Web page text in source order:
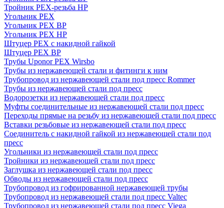
Тройник PEX-резьба НР
Угольник PEX
Угольник PEX ВР
Угольник PEX НР
Штуцер PEX c накидной гайкой
Штуцер PEX ВР
Трубы Uponor PEX Wirsbo
Трубы из нержавеющей стали и фитинги к ним
Трубопровод из нержавеющей стали под пресс Rommer
Трубы из нержавеющей стали под пресс
Водорозетки из нержавеющей стали под пресс
Муфты соединительные из нержавеющей стали под пресс
Переходы прямые на резьбу из нержавеющей стали под пресс
Вставки резьбовые из нержавеющей стали под пресс
Соединитель с накидной гайкой из нержавеющей стали под
пресс
Угольники из нержавеющей стали под пресс
Тройники из нержавеющей стали под пресс
Заглушка из нержавеющей стали под пресс
Обводы из нержавеющей стали под пресс
Трубопровод из гофрированной нержавеющей трубы
Трубопровод из нержавеющей стали под пресс Valtec
Трубопровод из нержавеющей стали под пресс Viega